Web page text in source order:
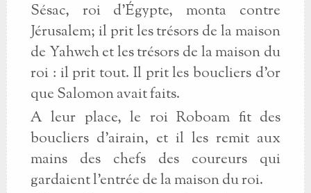
Sésac, roi d'Égypte, monta contre
Jérusalem; il prit les trésors de la maison
de Yahweh et les trésors de la maison du
roi : il prit tout. Il prit les boucliers d'or
que Salomon avait faits.
A leur place, le roi Roboam fit des
boucliers d'airain, et il les remit aux
mains des chefs des coureurs qui
gardaient l'entrée de la maison du roi.